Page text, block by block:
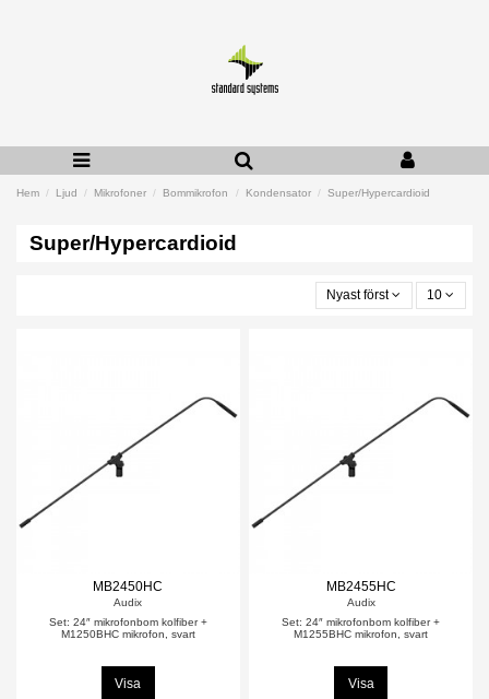
Hem Ljud Mikrofoner Bommikrofon Kondensator Super/Hypercardioid
Super/Hypercardioid
Nyast först 10
MB2450HC
Audix
Set: 24″ mikrofonbom kolfiber +
M1250BHC mikrofon, svart
Visa
MB2455HC
Audix
Set: 24″ mikrofonbom kolfiber +
M1255BHC mikrofon, svart
Visa